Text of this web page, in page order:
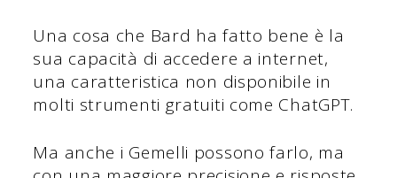
Una cosa che Bard ha fatto bene è la
sua capacità di accedere a internet,
una caratteristica non disponibile in
molti strumenti gratuiti come ChatGPT.
Ma anche i Gemelli possono farlo, ma